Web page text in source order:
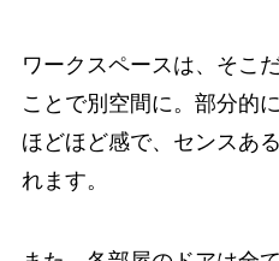
ワークスペースは、そこ
ことで別空間に。部分的
ほどほど感で、センスあ
れます。